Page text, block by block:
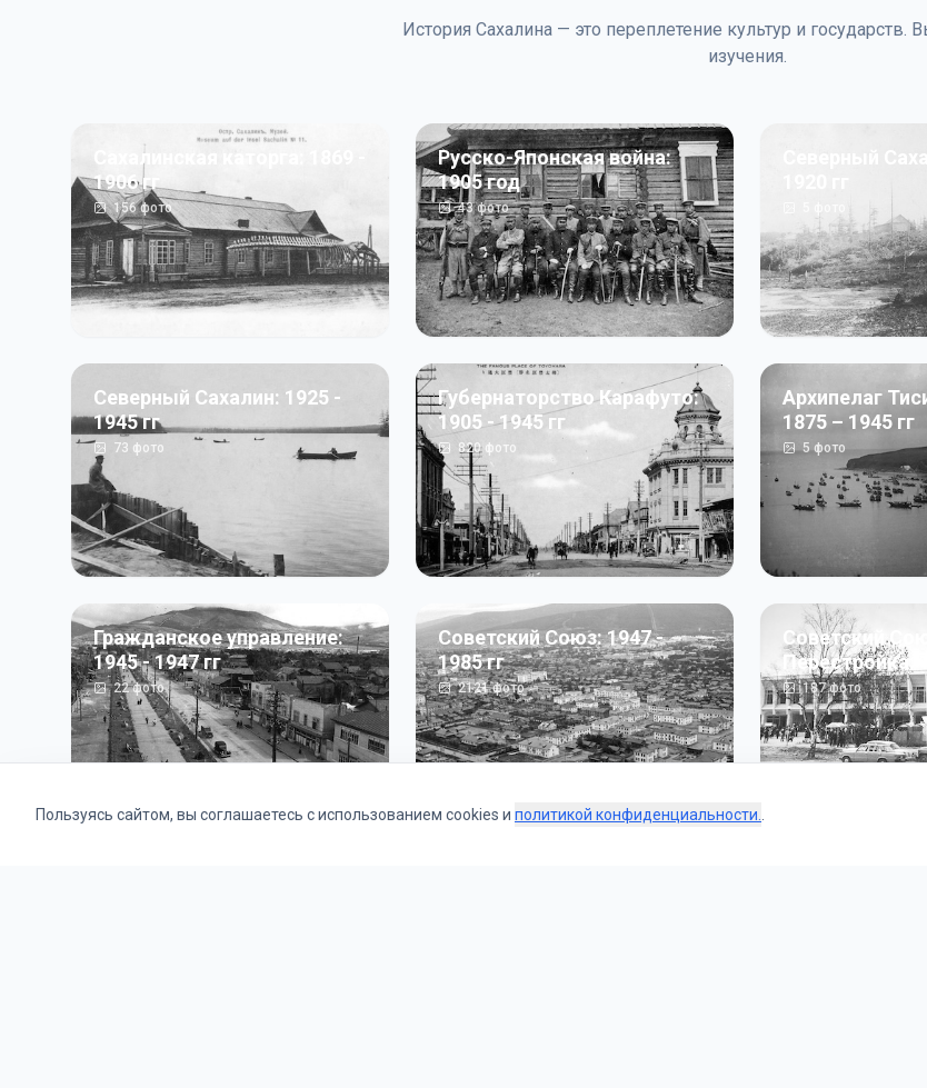
История Сахалина — это переплетение культур и государств.
изучения.
Сахалинская каторга: 1869 -
1906 гг
156фото
Русско-Японская война:
1905 год
43фото
Северный
Северный Сахалин: 1925 -
1945 гг
73 фото
Губернаторство Карафуто:
1905 - 1945 гг
820фото
Архипелаг
1875 – 1945 гг
5фото
Гражданское управление:
1945 - 1947 гг
22фото
Советский Союз: 1947 -
1985 гг
2121фото
Советский
Перестройка:
187фото
Пользуясь сайтом, вы соглашаетесь с использованием cookies и политикой конфиденциальности.